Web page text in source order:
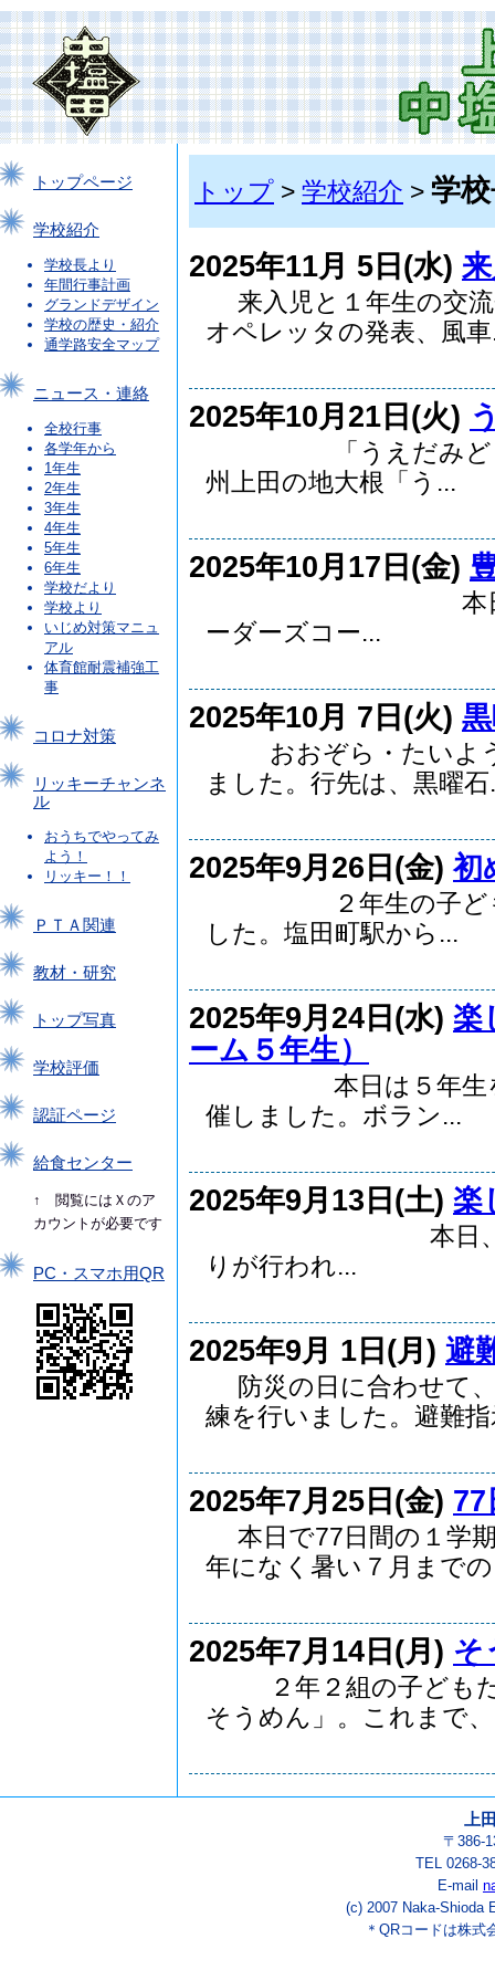
トップページ
学校紹介
学校長より
年間行事計画
グランドデザイン
学校の歴史・紹介
通学路安全マップ
ニュース・連絡
全校行事
各学年から
1年生
2年生
3年生
4年生
5年生
6年生
学校だより
学校より
いじめ対策マニュ
アル
体育館耐震補強工
事
コロナ対策
リッキーチャンネ
ル
おうちでやってみ
よう！
リッキー！！
ＰＴＡ関連
教材・研究
トップ写真
学校評価
認証ページ
給食センター
↑ 閲覧にはＸのア
カウントが必要です
PC・スマホ用QR
トップ > 学校紹介 > 学
2025年11月 5日(水)
来入児と１年生の交流
オペレッタの発表、風
2025年10月21日(火)
「うえだみどり大
州上田の地大根「う...
2025年10月17日(金)
本日、音楽会
ーダーズコー...
2025年10月 7日(火)
おおぞら・たいよう
ました。行先は、黒曜石
2025年9月26日(金)初
２年生の子どもた
した。塩田町駅から...
2025年9月24日(水) 楽
ーム５年生）
本日は５年生を対
催しました。ボラン...
2025年9月13日(土) 楽
本日、土曜参観
りが行われ...
2025年9月 1日(月) 避
防災の日に合わせて
練を行いました。避難指
2025年7月25日(金) 77
本日で77日間の１学
年になく暑い７月まで
2025年7月14日(月) そ
２年２組の子どもた
そうめん」。これまで
上
〒386-
TEL 0268-
E-mail
(c) 2007 Naka-Shioda
＊QRコードは株式